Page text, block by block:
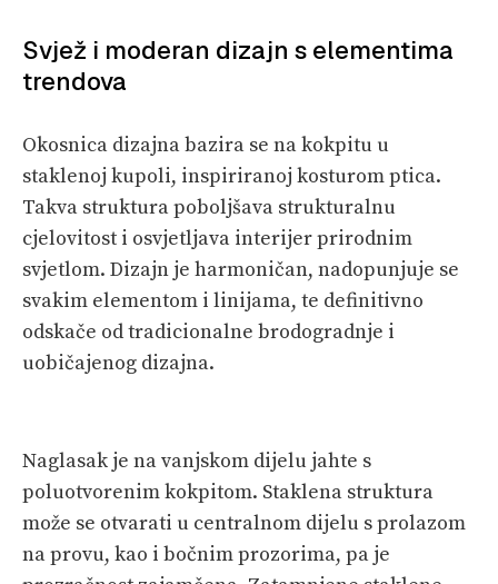
Svjež i moderan dizajn s elementima
trendova
Okosnica dizajna bazira se na kokpitu u
staklenoj kupoli, inspiriranoj kosturom ptica.
Takva struktura poboljšava strukturalnu
cjelovitost i osvjetljava interijer prirodnim
svjetlom. Dizajn je harmoničan, nadopunjuje se
svakim elementom i linijama, te definitivno
odskače od tradicionalne brodogradnje i
uobičajenog dizajna.
Naglasak je na vanjskom dijelu jahte s
poluotvorenim kokpitom. Staklena struktura
može se otvarati u centralnom dijelu s prolazom
na provu, kao i bočnim prozorima, pa je